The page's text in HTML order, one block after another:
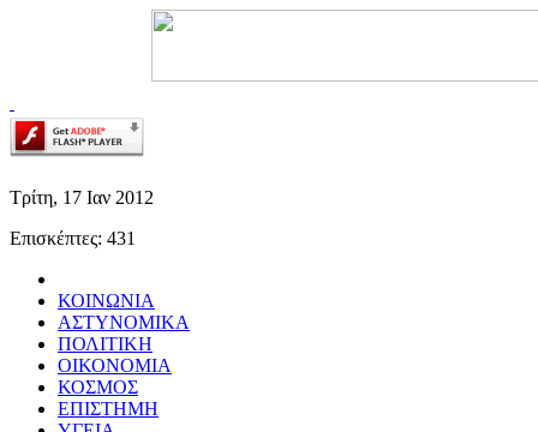
Τρίτη, 17 Ιαν 2012
Επισκέπτες: 431
ΚΟΙΝΩΝΙΑ
ΑΣΤΥΝΟΜΙΚΑ
ΠΟΛΙΤΙΚΗ
ΟΙΚΟΝΟΜΙΑ
ΚΟΣΜΟΣ
ΕΠΙΣΤΗΜΗ